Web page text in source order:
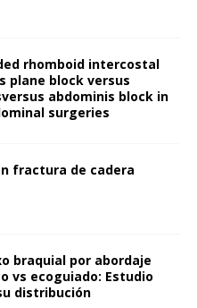
rhomboid intercostal
plane block versus
abdominis block in
surgeries
fractura de cadera
braquial por abordaje
vs ecoguiado: Estudio
distribución